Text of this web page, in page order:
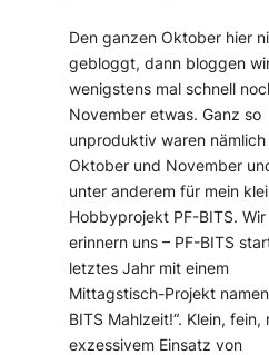
Den ganzen Oktober hier
gebloggt, dann bloggen
wenigstens mal schnell
November etwas. Ganz so
unproduktiv waren
Oktober und November
unter anderem für mein
Hobbyprojekt PF-BITS. Wir
erinnern uns – PF-BITS
letztes Jahr mit einem
Mittagstisch-Projekt
BITS Mahlzeit!“. Klein, fein,
exzessivem Einsatz von